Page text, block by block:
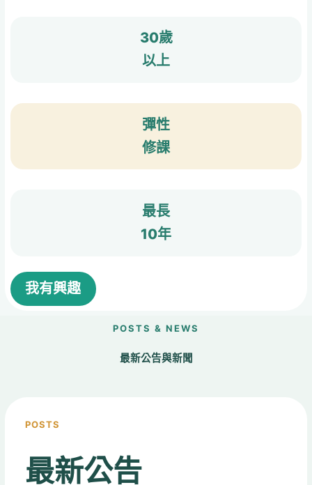
30歲
以上
彈性
修課
最長
10年
我有興趣
POSTS & NEWS
最新公告與新聞
POSTS
最新公告